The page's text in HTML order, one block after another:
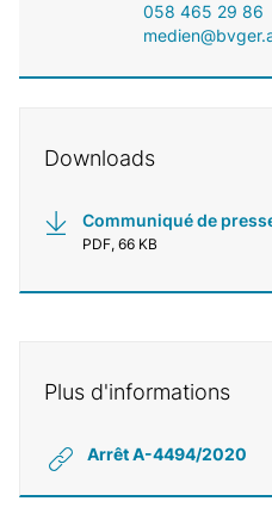
058 465 29 86
Downloads
Communiqué de
PDF, 66 KB
Plus d'informations
Arrêt A-4494/2020